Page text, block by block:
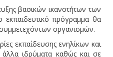
βασικών ικανοτήτων των
εκπαιδευτικό πρόγραμμα θα
συμμετεχόντων οργανισμών.
εκπαίδευσης ενηλίκων και
ιδρύματα καθώς και σε